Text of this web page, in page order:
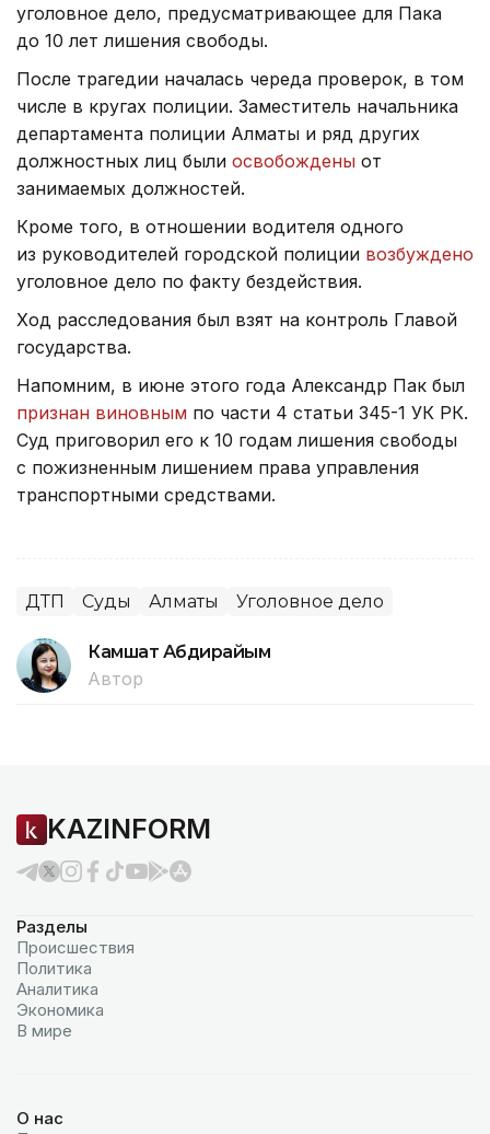
уголовное дело, предусматривающее для Пака
до 10 лет лишения свободы.
После трагедии началась череда проверок, в том
числе в кругах полиции. Заместитель начальника
департамента полиции Алматы и ряд других
должностных лиц были освобождены от
занимаемых должностей.
Кроме того, в отношении водителя одного
из руководителей городской полиции возбуждено
уголовное дело по факту бездействия.
Ход расследования был взят на контроль Главой
государства.
Напомним, в июне этого года Александр Пак был
признан виновным по части 4 статьи 345-1 УК РК.
Суд приговорил его к 10 годам лишения свободы
с пожизненным лишением права управления
транспортными средствами.
ДТП Суды Алматы Уголовное дело
Камшат Абдирайым
Автор
KAZINFORM
Разделы
Происшествия
Политика
Аналитика
Экономика
В мире
О нас